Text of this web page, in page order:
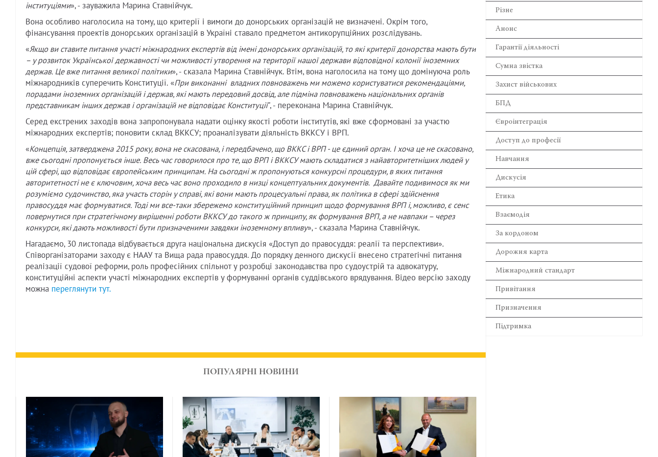
інституціями», - зауважила Марина Ставнійчук.
Вона особливо наголосила на тому, що критерії і вимоги до донорських організацій не визначені. Окрім того,
фінансування проектів донорських організацій в Україні ставало предметом антикорупційних розслідувань.
«Якщо ви ставите питання участі міжнародних експертів від імені донорських організацій, то які критерії донорства мають бути
– у розвиток Української державності чи можливості утворення на території нашої держави відповідної колонії іноземних
держав. Це вже питання великої політики», - сказала Марина Ставнійчук. Втім, вона наголосила на тому що домінуюча роль
міжнародників суперечить Конституції. «При виконанні владних повноважень ми можемо користуватися рекомендаціями,
порадами іноземних організацій і держав, які мають передовий досвід, але підміна повноважень національних органів
представникам інших держав і організацій не відповідає Конституції", - переконана Марина Ставнійчук.
Серед екстрених заходів вона запропонувала надати оцінку якості роботи інститутів, які вже сформовані за участю
міжнародних експертів; поновити склад ВККСУ; проаналізувати діяльність ВККСУ і ВРП.
«Концепція, затверджена 2015 року, вона не скасована, і передбачено, що ВККС і ВРП - це єдиний орган. І хоча це не скасовано,
вже сьогодні пропонується інше. Весь час говорилося про те, що ВРП і ВККСУ мають складатися з найавторитетніших людей у
цій сфері, що відповідає європейським принципам. На сьогодні ж пропонуються конкурсні процедури, в яких питання
авторитетності не є ключовим, хоча весь час воно проходило в низці концептуальних документів. Давайте подивимося як ми
розуміємо судочинство, яка участь сторін у справі, які вони мають процесуальні права, як політика в сфері здійснення
правосуддя має формуватися. Тоді ми все-таки збережемо конституційний принцип щодо формування ВРП і, можливо, є сенс
повернутися при стратегічному вирішенні роботи ВККСУ до такого ж принципу, як формування ВРП, а не навпаки – через
конкурси, які дають можливості бути призначеними завдяки іноземному впливу», - сказала Марина Ставнійчук.
Нагадаємо, 30 листопада відбувається друга національна дискусія «Доступ до правосуддя: реалії та перспективи».
Співорганізаторами заходу є НААУ та Вища рада правосуддя. До порядку денного дискусії внесено стратегічні питання
реалізації судової реформи, роль професійних спільнот у розробці законодавства про судоустрій та адвокатуру,
конституційні аспекти участі міжнародних експертів у формуванні органів суддівського врядування. Відео версію заходу
можна переглянути тут.
ПОПУЛЯРНІ НОВИНИ
Різне
Анонс
Гарантії діяльності
Сумна звістка
Захист військових
БПД
Євроінтеграція
Доступ до професії
Навчання
Дискусія
Етика
Взаємодія
За кордоном
Дорожня карта
Міжнародний стандарт
Привітання
Призначення
Підтримка